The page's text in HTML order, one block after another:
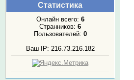
Статистика
Онлайн всего: 6
Странников: 6
Пользователей: 0
Ваш IP: 216.73.216.182